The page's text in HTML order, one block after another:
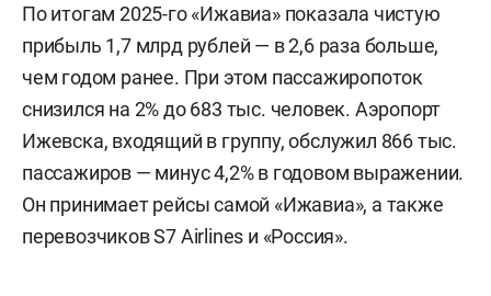
По итогам 2025-го «Ижавиа» показала чистую
прибыль 1,7 млрд рублей — в 2,6 раза больше,
чем годом ранее. При этом пассажиропоток
снизился на 2% до 683 тыс. человек. Аэропорт
Ижевска, входящий в группу, обслужил 866 тыс.
пассажиров — минус 4,2% в годовом выражении.
Он принимает рейсы самой «Ижавиа», а также
перевозчиков S7 Airlines и «Россия».